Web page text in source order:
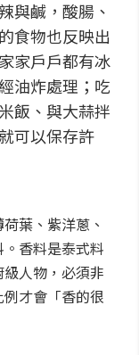
與鹹，酸腸、
食物也反映出
家戶戶都有冰
油炸處理；吃
飯、與大蒜拌
可以保存許
葉、紫洋蔥、
香料是泰式料
人物，必須非
才會「香的很